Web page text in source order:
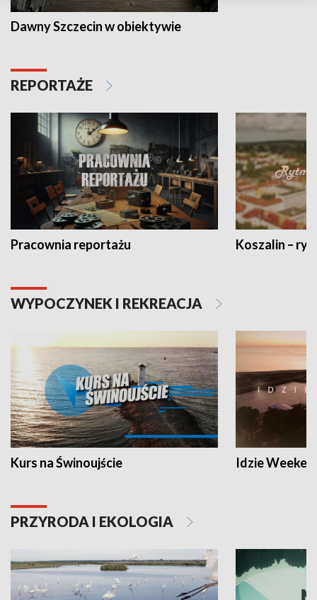
Dawny Szczecin w obiektywie
REPORTAŻE
Pracownia reportażu Koszalin –
WYPOCZYNEK I REKREACJA
Kurs na Świnoujście Idzie
PRZYRODA I EKOLOGIA